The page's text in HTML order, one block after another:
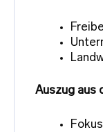
Auszug aus